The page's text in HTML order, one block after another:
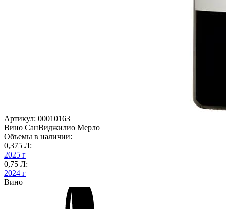
Артикул: 00010163
Вино СанВиджилио Мерло
Объемы в наличии:
0,375 Л:
2025 г
0,75 Л:
2024 г
Вино